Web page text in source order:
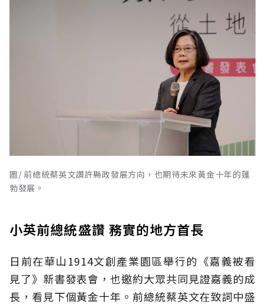
圖/ 前總統蔡英文讚許縣政發展方向，也期待未來黃金十年的蓬
勃發展。
小英前總統盛讚 務實的地方首長
日前在華山1914文創產業園區舉行的《嘉義被看
見了》新書發表會，也邀約大眾共同見證嘉義的成
長，看見下個黃金十年。前總統蔡英文在致詞中盛